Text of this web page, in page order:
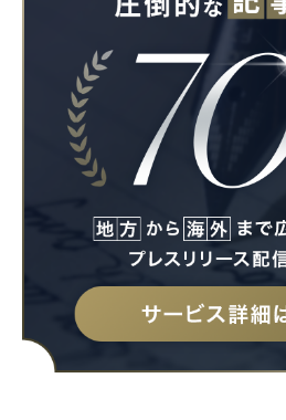
Japanese
English